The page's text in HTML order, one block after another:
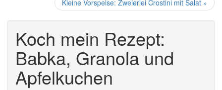
Kleine Vorspeise: Zweierlei Crostini mit Salat »
Koch mein Rezept:
Babka, Granola und
Apfelkuchen